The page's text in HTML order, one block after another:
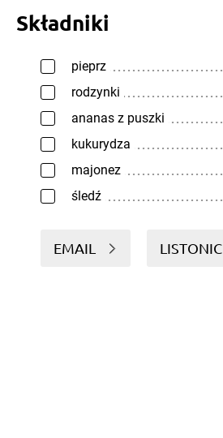
Składniki
pieprz
rodzynki
ananas z puszki
kukurydza
majonez
śledź
EMAIL LISTONIC